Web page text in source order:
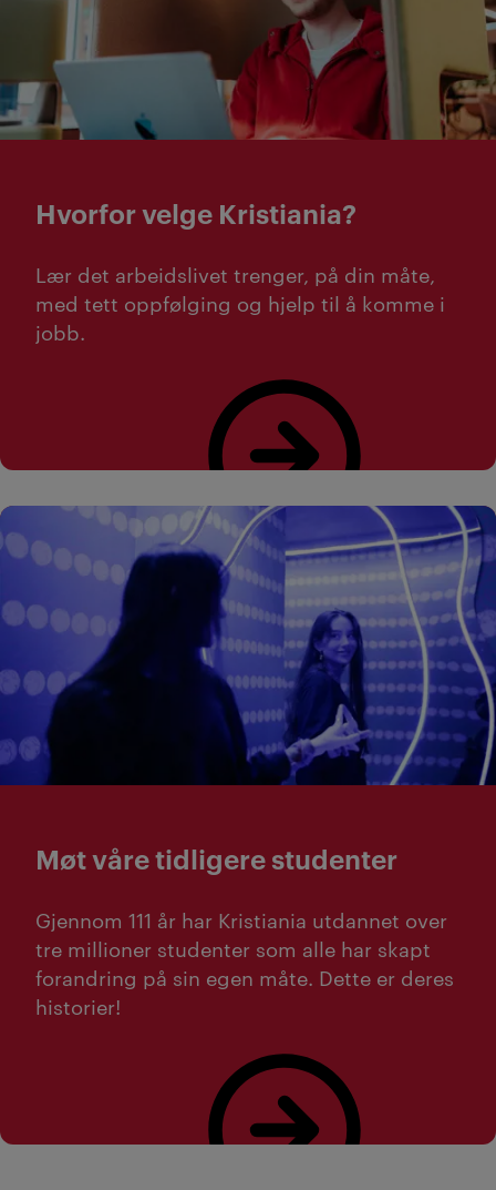
Hvorfor velge Kristiania?
Lær det arbeidslivet trenger, på din måte,
med tett oppfølging og hjelp til å komme i
jobb.
Les hvorfor du bør velge Kristiania
Møt våre tidligere studenter
Gjennom 111 år har Kristiania utdannet over
tre millioner studenter som alle har skapt
forandring på sin egen måte. Dette er deres
historier!
Bli kjent med tidligere Kristiania-studenter